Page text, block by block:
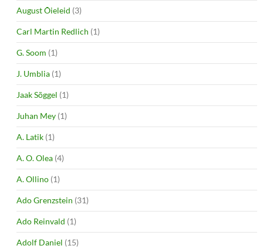
August Õieleid (3)
Carl Martin Redlich (1)
G. Soom (1)
J. Umblia (1)
Jaak Sõggel (1)
Juhan Mey (1)
A. Latik (1)
A. O. Olea (4)
A. Ollino (1)
Ado Grenzstein (31)
Ado Reinvald (1)
Adolf Daniel (15)